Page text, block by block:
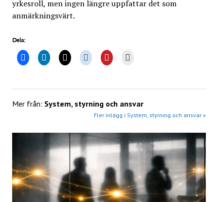
yrkesroll, men ingen längre uppfattar det som
anmärkningsvärt.
Dela:
Mer från: System, styrning och ansvar
Fler inlägg i System, styrning och ansvar »